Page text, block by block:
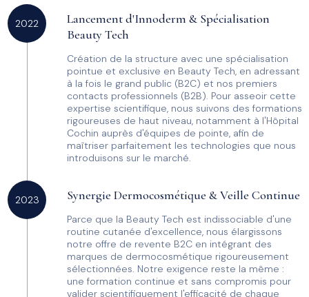
Lancement d'Innoderm & Spécialisation
Beauty Tech
Création de la structure avec une spécialisation
pointue et exclusive en Beauty Tech, en adressant
à la fois le grand public (B2C) et nos premiers
contacts professionnels (B2B). Pour asseoir cette
expertise scientifique, nous suivons des formations
rigoureuses de haut niveau, notamment à l'Hôpital
Cochin auprès d'équipes de pointe, afin de
maîtriser parfaitement les technologies que nous
introduisons sur le marché.
2022
Synergie Dermocosmétique & Veille Continue
Parce que la Beauty Tech est indissociable d'une
routine cutanée d'excellence, nous élargissons
notre offre de revente B2C en intégrant des
marques de dermocosmétique rigoureusement
sélectionnées. Notre exigence reste la même :
une formation continue et sans compromis pour
valider scientifiquement l'efficacité de chaque
2023